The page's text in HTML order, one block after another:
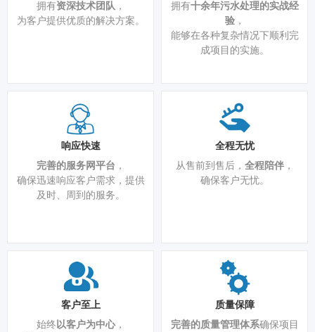
拥有资深技术团队 ，
为客户提供优质的解决方案。
拥有十余年污水处理的实战经
验，
能够在各种复杂情况下顺利完
成项目的实施。
响应快速
完善的服务网平台 ，
确保迅速响应客户需求，提供
及时、周到的服务。
全程无忧
从售前到售后， 全程陪伴，
确保客户无忧。
客户至上
始终 以客户为中心，
质量保障
完善的质量管理体系确保项目